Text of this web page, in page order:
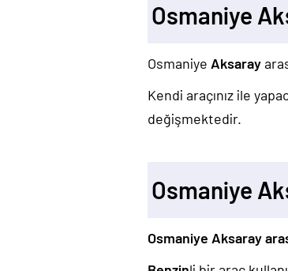
Osmaniye
Osmaniye Aksaray
Kendi araçınız ile
değişmektedir.
Osmaniye
Osmaniye Aksaray